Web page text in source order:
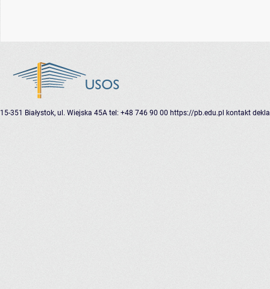
15-351 Białystok, ul. Wiejska 45A tel: +48 746 90 00 https://pb.edu.pl kontakt